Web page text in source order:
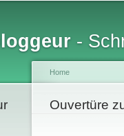
-
You are
Home
Ouvertüre